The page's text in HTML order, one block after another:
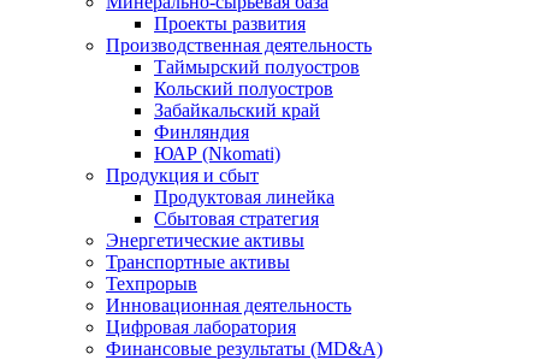
Проекты развития
Производственная деятельность
Таймырский полуостров
Кольский полуостров
Забайкальский край
Финляндия
ЮАР (Nkomati)
Продукция и сбыт
Продуктовая линейка
Сбытовая стратегия
Энергетические активы
Транспортные активы
Техпрорыв
Инновационная деятельность
Цифровая лаборатория
Финансовые результаты (MD&A)